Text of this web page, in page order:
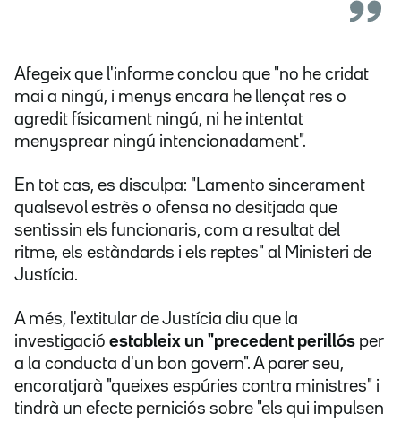
Afegeix que l'informe conclou que "no he cridat
mai a ningú, i menys encara he llençat res o
agredit físicament ningú, ni he intentat
menysprear ningú intencionadament".
En tot cas, es disculpa: "Lamento sincerament
qualsevol estrès o ofensa no desitjada que
sentissin els funcionaris, com a resultat del
ritme, els estàndards i els reptes" al Ministeri de
Justícia.
A més, l'extitular de Justícia diu que la
investigació estableix un "precedent perillós per
a la conducta d'un bon govern". A parer seu,
encoratjarà "queixes espúries contra ministres" i
tindrà un efecte perniciós sobre "els qui impulsen